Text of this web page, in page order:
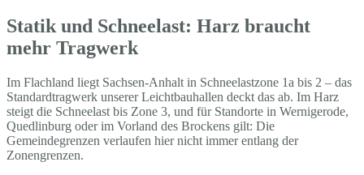
Statik und Schneelast: Harz braucht
mehr Tragwerk
Im Flachland liegt Sachsen-Anhalt in Schneelastzone 1a bis 2 – das
Standardtragwerk unserer Leichtbauhallen deckt das ab. Im Harz
steigt die Schneelast bis Zone 3, und für Standorte in Wernigerode,
Quedlinburg oder im Vorland des Brockens gilt: Die
Gemeindegrenzen verlaufen hier nicht immer entlang der
Zonengrenzen.